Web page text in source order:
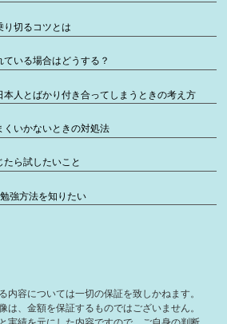
り切るコツとは
いる場合はどうする？
人とばかり付き合ってしまうときの考え方
いかないときの対処法
ら試したいこと
強方法を知りたい
内容については一切の保証を致しかねます。
は、金額を保証するものではございません。